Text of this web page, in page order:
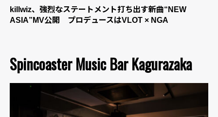
killwiz、強烈なステートメント打ち出す新曲“NEW
ASIA”MV公開 プロデュースはVLOT × NGA
Spincoaster Music Bar Kagurazaka